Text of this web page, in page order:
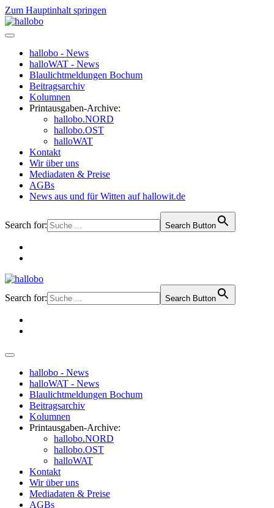
Zum Hauptinhalt springen
hallobo - News
halloWAT - News
Blaulichtmeldungen Bochum
Beitragsarchiv
Kolumnen
Printausgaben-Archive:
hallobo.NORD
hallobo.OST
halloWAT
Kontakt
Wir über uns
Mediadaten & Preise
AGBs
News aus und für Witten auf hallowit.de
Search for: Search Button
Search for: Search Button
hallobo - News
halloWAT - News
Blaulichtmeldungen Bochum
Beitragsarchiv
Kolumnen
Printausgaben-Archive:
hallobo.NORD
hallobo.OST
halloWAT
Kontakt
Wir über uns
Mediadaten & Preise
AGBs